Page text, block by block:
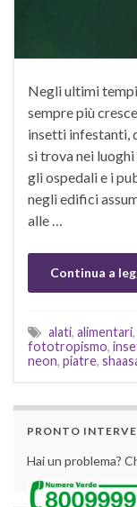
Negli ultimi tempi
sempre più
insetti infestanti,
si trova nei
gli ospedali e i
negli edifici
alle …
Continua a
alati, alimentari,
fototropismo,
neon, piatre,
PRONTO
Hai un problema?